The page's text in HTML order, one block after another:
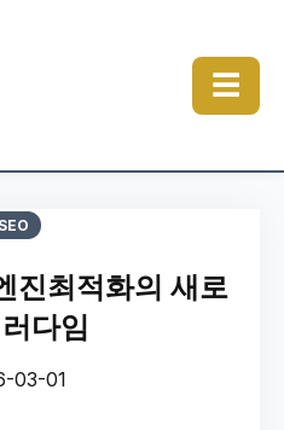
☰
SEO
진최적화의 새로
다임
03-01